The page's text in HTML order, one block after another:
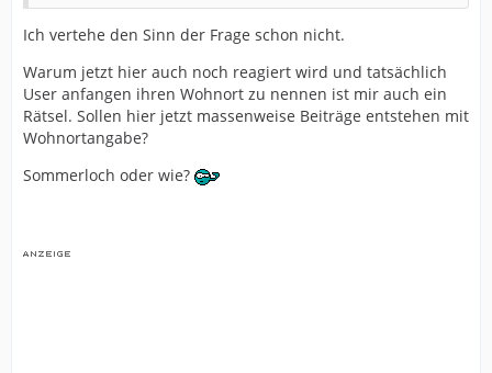
Ich vertehe den Sinn der Frage schon nicht.
Warum jetzt hier auch noch reagiert wird und tatsächlich
User anfangen ihren Wohnort zu nennen ist mir auch ein
Rätsel. Sollen hier jetzt massenweise Beiträge entstehen mit
Wohnortangabe?
Sommerloch oder wie?